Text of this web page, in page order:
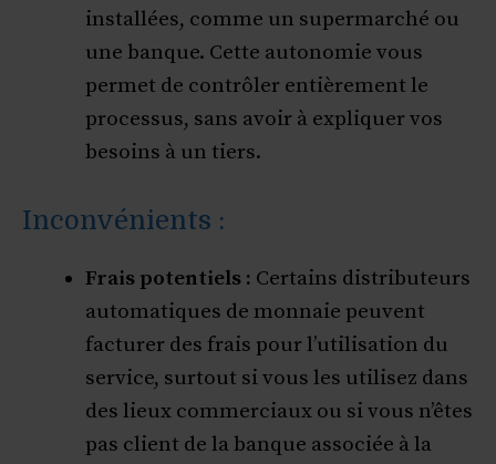
installées, comme un supermarché ou
une banque. Cette autonomie vous
permet de contrôler entièrement le
processus, sans avoir à expliquer vos
besoins à un tiers.
Inconvénients :
Frais potentiels : Certains distributeurs
automatiques de monnaie peuvent
facturer des frais pour l’utilisation du
service, surtout si vous les utilisez dans
des lieux commerciaux ou si vous n’êtes
pas client de la banque associée à la